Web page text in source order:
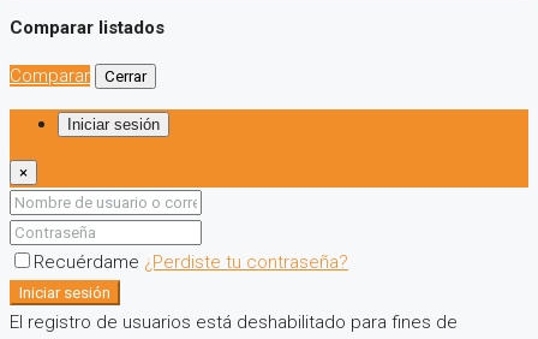
Comparar listados
Comparar Cerrar
Iniciar sesión
×
Recuérdame ¿Perdiste tu contraseña?
Iniciar sesión
El registro de usuarios está deshabilitado para fines de